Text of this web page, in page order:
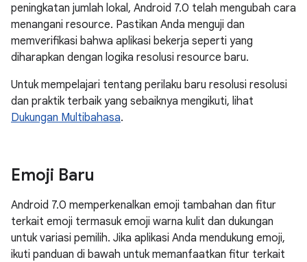
peningkatan jumlah lokal, Android 7.0 telah mengubah cara
menangani resource. Pastikan Anda menguji dan
memverifikasi bahwa aplikasi bekerja seperti yang
diharapkan dengan logika resolusi resource baru.
Untuk mempelajari tentang perilaku baru resolusi resolusi
dan praktik terbaik yang sebaiknya mengikuti, lihat
Dukungan Multibahasa.
Emoji Baru
Android 7.0 memperkenalkan emoji tambahan dan fitur
terkait emoji termasuk emoji warna kulit dan dukungan
untuk variasi pemilih. Jika aplikasi Anda mendukung emoji,
ikuti panduan di bawah untuk memanfaatkan fitur terkait